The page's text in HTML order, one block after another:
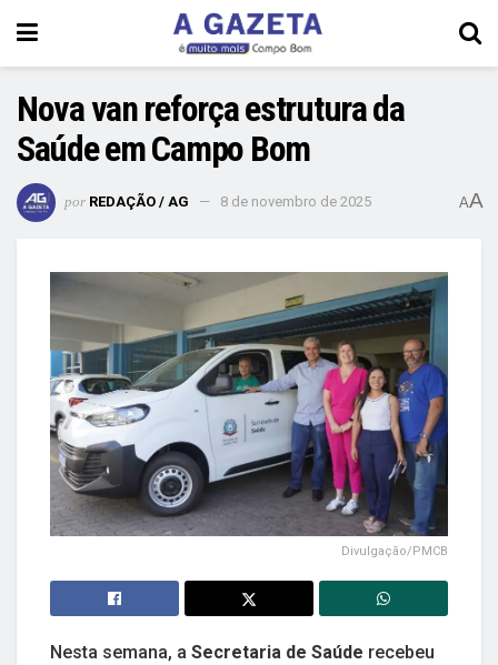
Nova van reforça estrutura da
Saúde em Campo Bom
por REDAÇÃO / AG 8 de novembro de 2025 AA
Divulgação/PMCB
Nesta semana, a Secretaria de Saúde recebeu